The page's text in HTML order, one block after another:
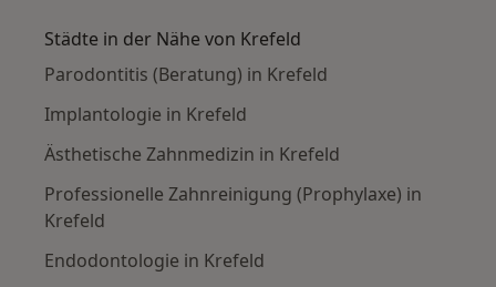
Städte in der Nähe von Krefeld
Parodontitis (Beratung) in Krefeld
Implantologie in Krefeld
Ästhetische Zahnmedizin in Krefeld
Professionelle Zahnreinigung (Prophylaxe) in
Krefeld
Endodontologie in Krefeld